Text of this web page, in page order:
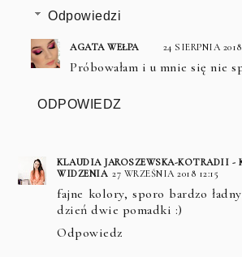
Odpowiedzi
AGATA WEŁPA 24 SIERPNIA 2018
Próbowałam i u mnie się nie
ODPOWIEDZ
KLAUDIA JAROSZEWSKA-KOTRADII -
WIDZENIA 27 WRZEŚNIA 2018 12:15
fajne kolory, sporo bardzo
dzień dwie pomadki :)
Odpowiedz